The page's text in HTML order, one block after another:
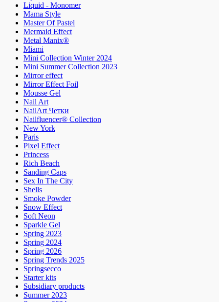
Liquid - Monomer
Mama Style
Master Of Pastel
Mermaid Effect
Metal Manix®
Miami
Mini Collection Winter 2024
Mini Summer Collection 2023
Mirror effect
Mirror Effect Foil
Mousse Gel
Nail Art
NailArt Четки
Nailfluencer® Collection
New York
Paris
Pixel Effect
Princess
Rich Beach
Sanding Caps
Sex In The City
Shells
Smoke Powder
Snow Effect
Soft Neon
Sparkle Gel
Spring 2023
Spring 2024
Spring 2026
Spring Trends 2025
Springsecco
Starter kits
Subsidiary products
Summer 2023